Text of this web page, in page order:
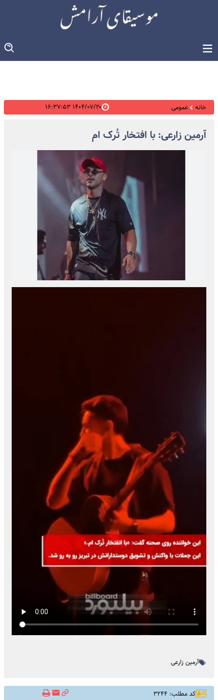
خانه عمومی ۱۴۰۴/۰۷/۲۰ ۱۶:۳۷:۵۳
آرمین زارعی: با افتخار تُرک ام
آرمین زارعی
کد مطلب: ۳۲۴۴